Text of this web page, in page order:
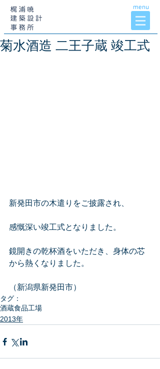
menu
菊水酒造 二王子蔵 竣工式
新発田市の木遣りをご披露され、
感慨深い竣工式となりました。
鏡開きの乾杯酒をいただき、身体の芯
から熱くなりました。
（新潟県新発田市）
タグ：
酒蔵食品工場
2013年